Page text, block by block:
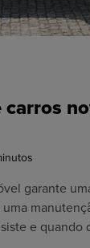
carros
garante
e quando